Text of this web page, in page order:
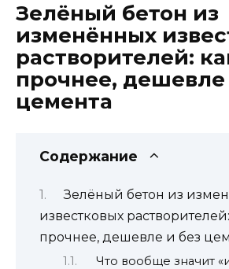
Зелёный бетон из
изменённых
растворителей:
прочнее, дешевле
цемента
Содержание
Зелёный бетон из
известковых
прочнее, дешевле и без
Что вообще значит